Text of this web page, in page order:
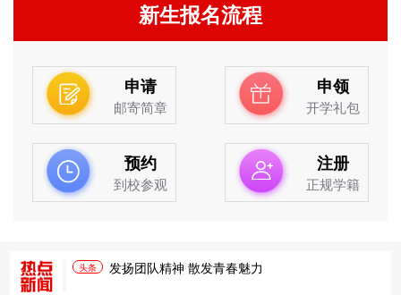
新生报名流程
申请
邮寄简章
申领
开学礼包
预约
到校参观
注册
正规学籍
头条 发扬团队精神 散发青春魅力